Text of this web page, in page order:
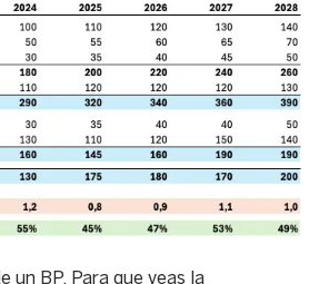
un BP. Para que veas la